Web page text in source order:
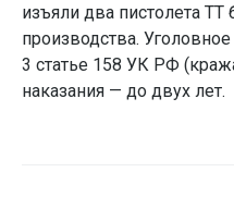
изъяли два пистолета
производства.
3 статье 158 УК РФ
наказания — до двух лет.